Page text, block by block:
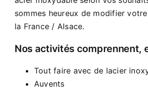
sommes heureux de modifier
la France / Alsace.
Nos activités comprennent,
Tout faire avec de lacier
Auvents